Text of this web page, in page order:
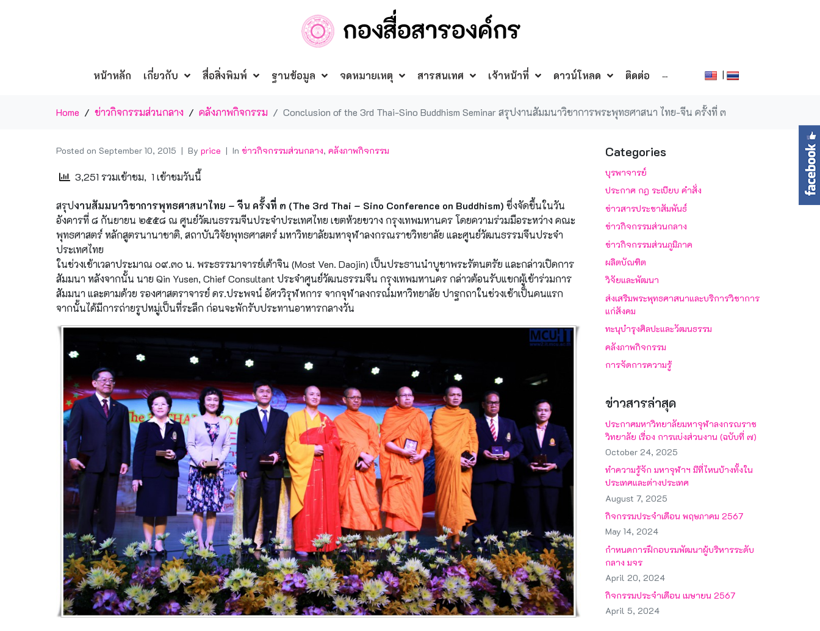
หน้าหลัก เกี่ยวกับ สื่อสิ่งพิมพ์ ฐานข้อมูล จดหมายเหตุ สารสนเทศ เจ้าหน้าที่ ดาวน์โหลด ติดต่อ ··· |
Home ข่าวกิจกรรมส่วนกลาง คลังภาพกิจกรรม Conclusion of the 3rd Thai-Sino Buddhism Seminarสรุปงานสัมมนาวิชาการพระพุทธศาสนา ไทย-จีน ครั้งที่ ๓
Posted on September 10, 2015 By price In ข่าวกิจกรรมส่วนกลาง, คลังภาพกิจกรรม
3,251 รวมเข้าชม, 1 เข้าชมวันนี้
สรุปงานสัมมนาวิชาการพุทธศาสนาไทย – จีน ครั้งที่ ๓ (The 3rd Thai – Sino Conference on Buddhism) ซึ่งจัดขึ้นในวัน
อังคารที่ ๘ กันยายน ๒๕๕๘ ณ ศูนย์วัฒนธรรมจีนประจำประเทศไทย เขตห้วยขวาง กรุงเทพมหานคร โดยความร่วมมือระหว่าง คณะ
พุทธศาสตร์ หลักสูตรนานาชาติ, สถาบันวิจัยพุทธศาสตร์ มหาวิทยาลัยมหาจุฬาลงกรณราชวิทยาลัย และศูนย์วัฒนธรรมจีนประจำ
ประเทศไทย
ในช่วงเช้าเวลาประมาณ ๐๙.๓๐ น. พระธรรมาจารย์เต้าจิน (Most Ven. Daojin) เป็นประธานนำบูชาพระรัตนตรัย และกล่าวเปิดการ
สัมมนา หลังจากนั้น นาย Qin Yusen, Chief Consultant ประจำศูนย์วัฒนธรรมจีน กรุงเทพมหานคร กล่าวต้อนรับแขกผู้เข้าร่วมการ
สัมมนา และตามด้วย รองศาสตราจารย์ ดร.ประพจน์ อัศววิรุฬหการ จากจุฬาลงกรณ์มหาวิทยาลัย ปาฐกถาในช่วงเช้าเป็นคนแรก
จากนั้นได้มีการถ่ายรูปหมู่เป็นที่ระลึก ก่อนจะพักรับประทานอาหารกลางวัน
Categories
บุรพาจารย์
ประกาศ กฎ ระเบียบ คำสั่ง
ข่าวสารประชาสัมพันธ์
ข่าวกิจกรรมส่วนกลาง
ข่าวกิจกรรมส่วนภูมิภาค
ผลิตบัณฑิต
วิจัยและพัฒนา
ส่งเสริมพระพุทธศาสนาและบริการวิชาการ
แก่สังคม
ทะนุบำรุงศิลปะและวัฒนธรรม
คลังภาพกิจกรรม
การจัดการความรู้
ข่าวสารล่าสุด
ประกาศมหาวิทยาลัยมหาจุฬาลงกรณราช
วิทยาลัย เรื่อง การแบ่งส่วนงาน (ฉบับที่ ๗)
October 24, 2025
ทำความรู้จัก มหาจุฬาฯ มีที่ไหนบ้างทั้งใน
ประเทศและต่างประเทศ
August 7, 2025
กิจกรรมประจำเดือน พฤษภาคม 2567
May 14, 2024
กำหนดการฝึกอบรมพัฒนาผู้บริหารระดับ
กลาง มจร
April 20, 2024
กิจกรรมประจำเดือน เมษายน 2567
April 5, 2024